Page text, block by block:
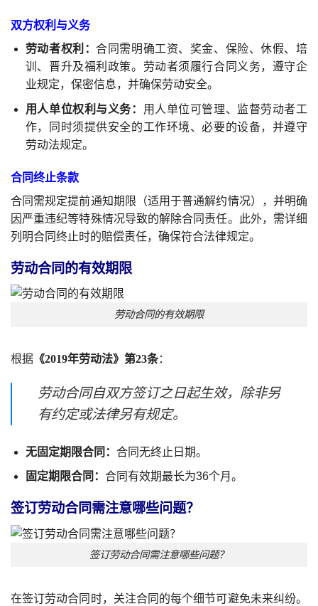
双方权利与义务
劳动者权利：合同需明确工资、奖金、保险、休假、培
训、晋升及福利政策。劳动者须履行合同义务，遵守企
业规定，保密信息，并确保劳动安全。
用人单位权利与义务： 用人单位可管理、监督劳动者工
作，同时须提供安全的工作环境、必要的设备，并遵守
劳动法规定。
合同终止条款
合同需规定提前通知期限（适用于普通解约情况），并明确
因严重违纪等特殊情况导致的解除合同责任。此外，需详细
列明合同终止时的赔偿责任，确保符合法律规定。
劳动合同的有效期限
劳动合同的有效期限
根据 《2019年劳动法》第23条：
劳动合同自双方签订之日起生效，除非另
有约定或法律另有规定。
无固定期限合同： 合同无终止日期。
固定期限合同： 合同有效期最长为36个月。
签订劳动合同需注意哪些问题？
签订劳动合同需注意哪些问题？
在签订劳动合同时，关注合同的每个细节可避免未来纠纷。